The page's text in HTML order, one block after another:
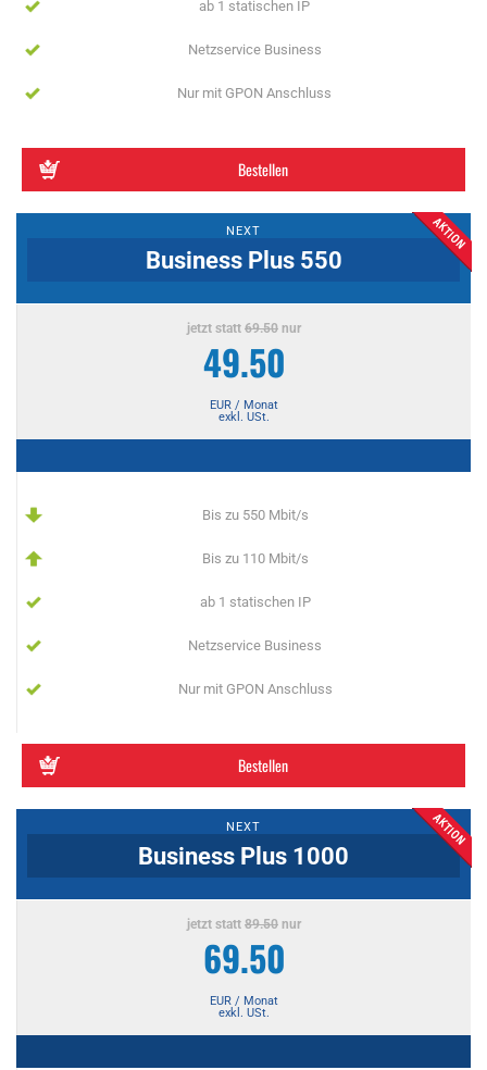
ab 1 statischen IP
Netzservice Business
Nur mit GPON Anschluss
Bestellen
NEXT
Business Plus 550
jetzt statt 69.50 nur
49.50
EUR / Monat
exkl. USt.
Bis zu 550 Mbit/s
Bis zu 110 Mbit/s
ab 1 statischen IP
Netzservice Business
Nur mit GPON Anschluss
Bestellen
NEXT
Business Plus 1000
jetzt statt 89.50 nur
69.50
EUR / Monat
exkl. USt.